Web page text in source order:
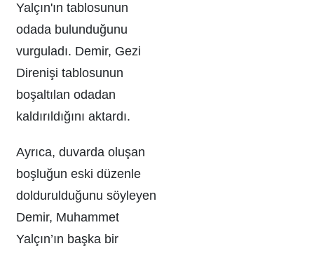
Yalçın'ın tablosunun
odada bulunduğunu
vurguladı. Demir, Gezi
Direnişi tablosunun
boşaltılan odadan
kaldırıldığını aktardı.
Ayrıca, duvarda oluşan
boşluğun eski düzenle
doldurulduğunu söyleyen
Demir, Muhammet
Yalçın’ın başka bir